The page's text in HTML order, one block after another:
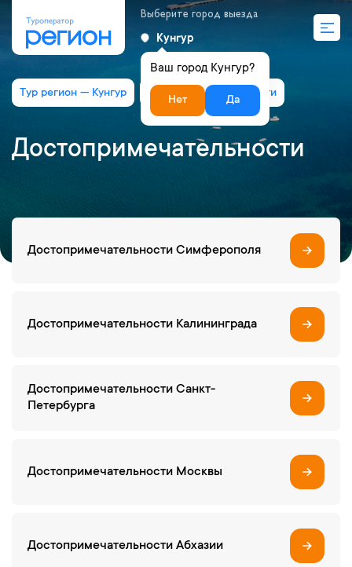
Выберите город выезда
Кунгур
Ваш город Кунгур?
Нет Да
Тур регион — Кунгур Достопримечательности
Достопримечательности
Достопримечательности Симферополя
Достопримечательности Калининграда
Достопримечательности Санкт-
Петербурга
Достопримечательности Москвы
Достопримечательности Абхазии